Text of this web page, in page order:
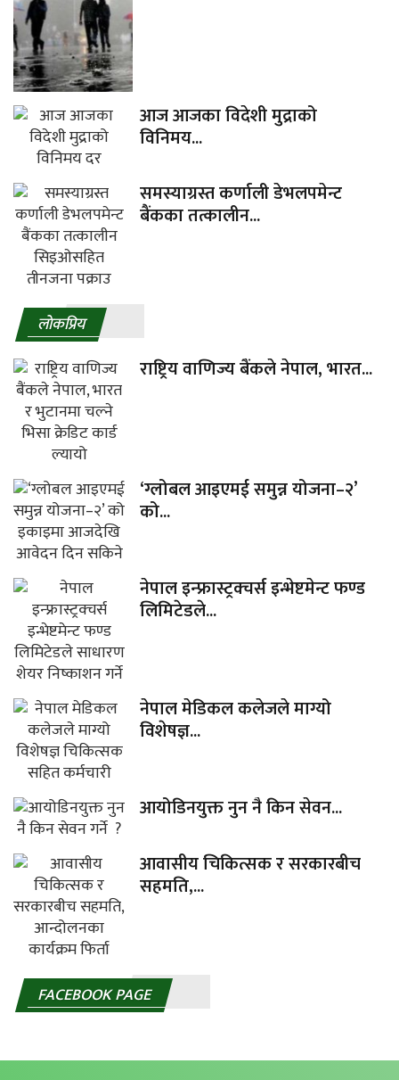
आज आजका विदेशी मुद्राको
विनिमय...
समस्याग्रस्त कर्णाली डेभलपमेन्ट
बैंकका तत्कालीन...
लाेकप्रिय
राष्ट्रिय वाणिज्य बैंकले नेपाल, भारत...
‘ग्लोबल आइएमई समुन्न योजना–२’
को...
नेपाल इन्फ्रास्ट्रक्चर्स इन्भेष्टमेन्ट फण्ड
लिमिटेडले...
नेपाल मेडिकल कलेजले माग्यो
विशेषज्ञ...
आयोडिनयुक्त नुन नै किन सेवन...
आवासीय चिकित्सक र सरकारबीच
सहमति,...
FACEBOOK PAGE